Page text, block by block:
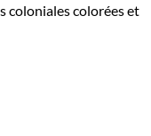
coloniales colorées et